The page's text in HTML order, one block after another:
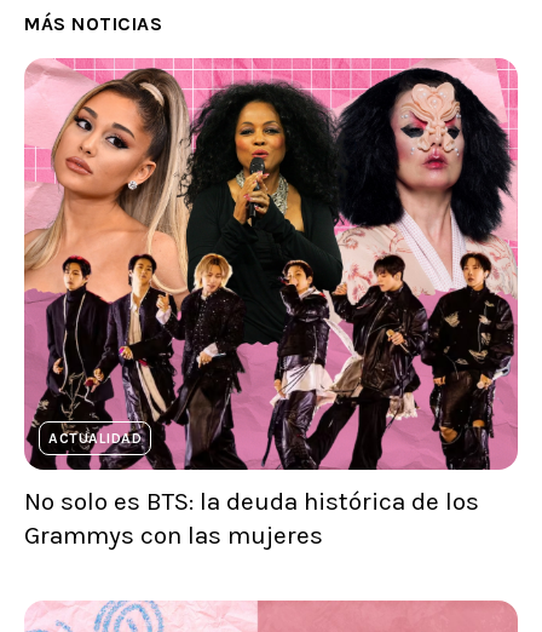
MÁS NOTICIAS
ACTUALIDAD
No solo es BTS: la deuda histórica de los
Grammys con las mujeres